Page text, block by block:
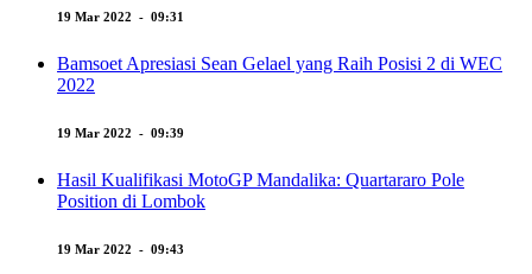
19 Mar 2022 - 09:31
Bamsoet Apresiasi Sean Gelael yang Raih Posisi 2 di WEC
2022
19 Mar 2022 - 09:39
Hasil Kualifikasi MotoGP Mandalika: Quartararo Pole
Position di Lombok
19 Mar 2022 - 09:43